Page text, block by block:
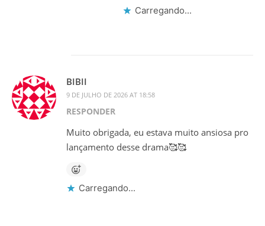
Carregando...
BIBII
9 DE JULHO DE 2026 AT 18:58
RESPONDER
Muito obrigada, eu estava muito ansiosa pro
lançamento desse drama🥰🥰
Carregando...